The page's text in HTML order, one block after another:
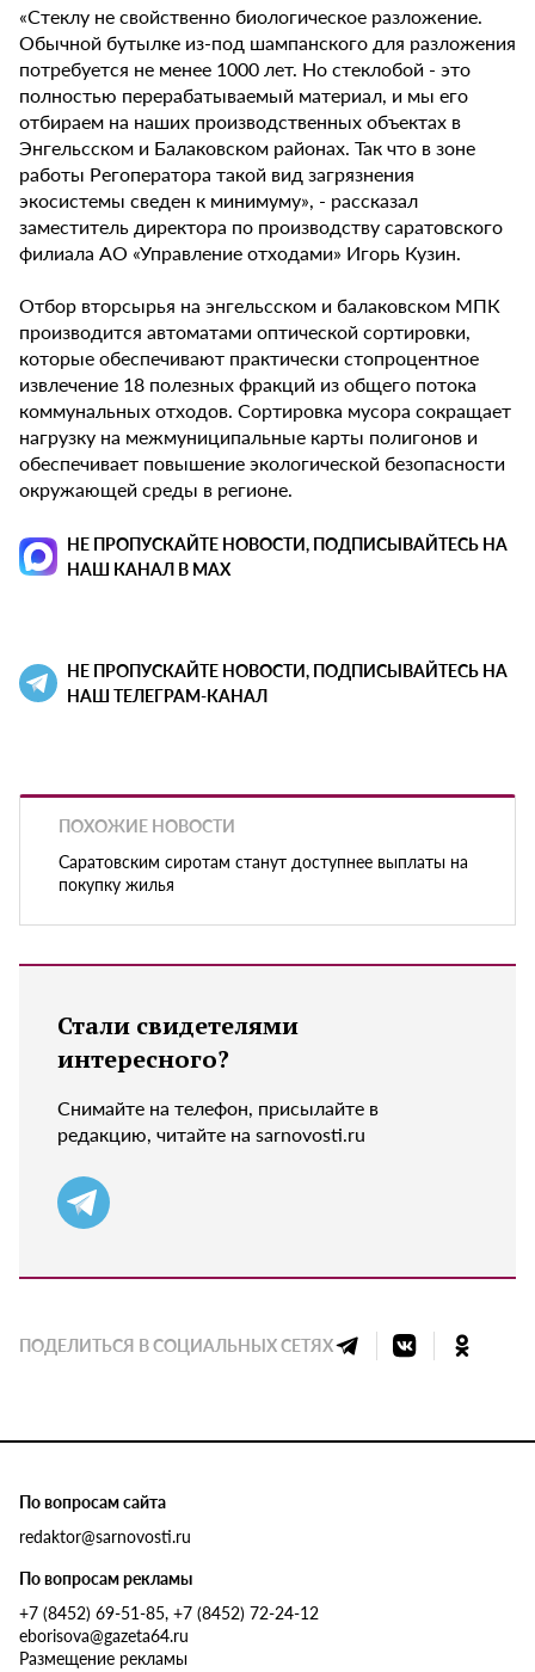
«Стеклу не свойственно биологическое разложение.
Обычной бутылке из-под шампанского для разложения
потребуется не менее 1000 лет. Но стеклобой - это
полностью перерабатываемый материал, и мы его
отбираем на наших производственных объектах в
Энгельсском и Балаковском районах. Так что в зоне
работы Регоператора такой вид загрязнения
экосистемы сведен к минимуму», - рассказал
заместитель директора по производству саратовского
филиала АО «Управление отходами» Игорь Кузин.
Отбор вторсырья на энгельсском и балаковском МПК
производится автоматами оптической сортировки,
которые обеспечивают практически стопроцентное
извлечение 18 полезных фракций из общего потока
коммунальных отходов. Сортировка мусора сокращает
нагрузку на межмуниципальные карты полигонов и
обеспечивает повышение экологической безопасности
окружающей среды в регионе.
НЕ ПРОПУСКАЙТЕ НОВОСТИ, ПОДПИСЫВАЙТЕСЬ НА
НАШ КАНАЛ В MAX
НЕ ПРОПУСКАЙТЕ НОВОСТИ, ПОДПИСЫВАЙТЕСЬ НА
НАШ ТЕЛЕГРАМ-КАНАЛ
ПОХОЖИЕ НОВОСТИ
Саратовским сиротам станут доступнее выплаты на
покупку жилья
Стали свидетелями
интересного?
Снимайте на телефон, присылайте в
редакцию, читайте на sarnovosti.ru
ПОДЕЛИТЬСЯ В СОЦИАЛЬНЫХ СЕТЯХ
По вопросам сайта
redaktor@sarnovosti.ru
По вопросам рекламы
+7 (8452) 69-51-85, +7 (8452) 72-24-12
eborisova@gazeta64.ru
Размещение рекламы